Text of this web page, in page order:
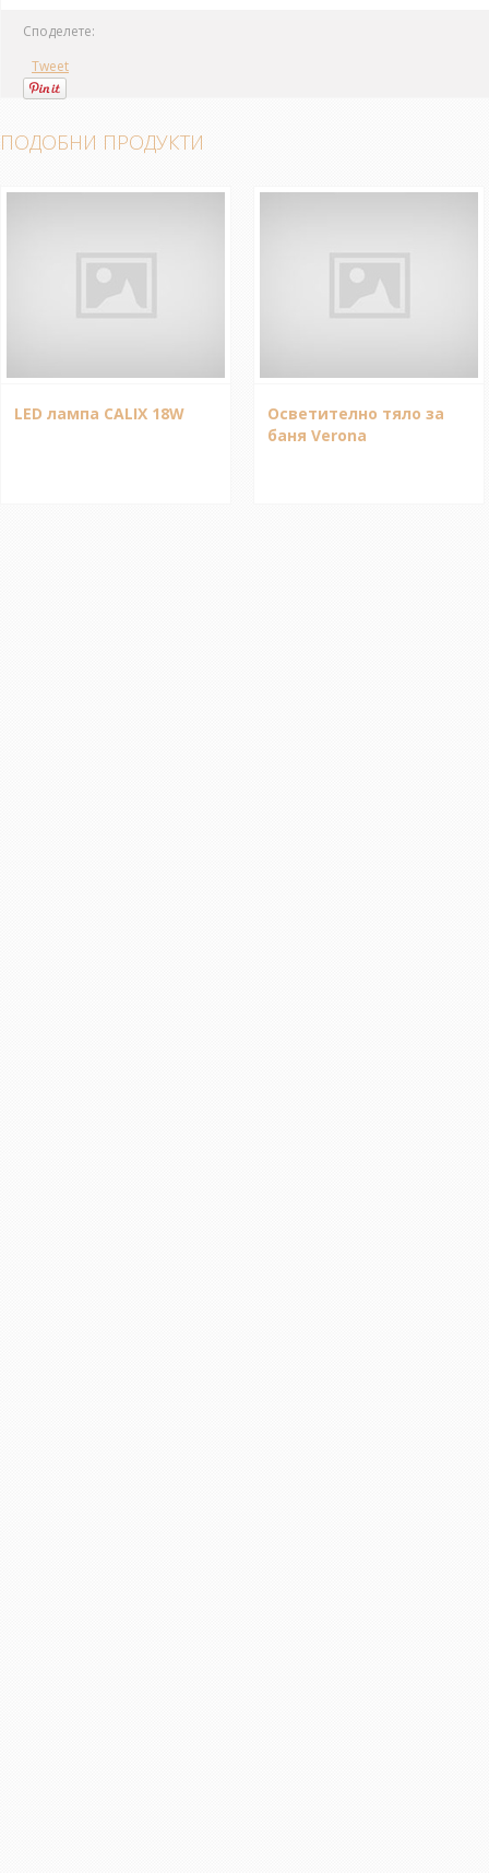
Споделете:
Tweet
ПОДОБНИ ПРОДУКТИ
LED лампа CALIX 18W
Осветително тяло за
баня Verona